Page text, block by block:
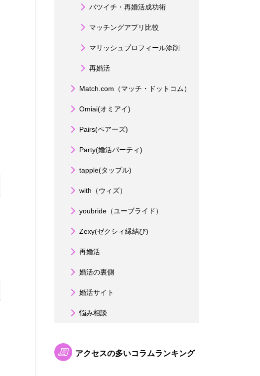
バツイチ・再婚活成功術
マッチングアプリ比較
マリッシュプロフィール添削
再婚活
Match.com（マッチ・ドットコム）
Omiai(オミアイ)
Pairs(ペアーズ)
Party(婚活パーティ)
tapple(タップル)
with（ウィズ）
youbride（ユーブライド）
Zexy(ゼクシィ縁結び)
再婚活
婚活の裏側
婚活サイト
悩み相談
アクセスの多いコラムランキング